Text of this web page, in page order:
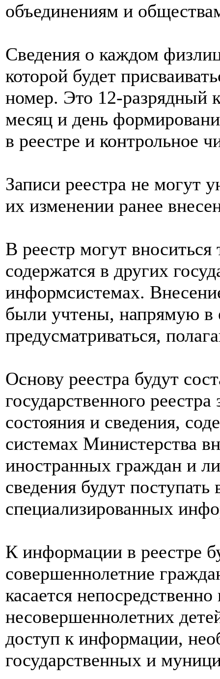
объединениям и
Сведения о каждом
которой будет
номер. Это 12-разрядный
месяц и день
в реестре и контрольное
Записи реестра не могут
их изменении ранее
В реестр могут вноситься
содержатся в других
информсистемах.
были учтены, напрямую в
предусматриваться,
Основу реестра будут
государственного
состояния и сведения,
системах Министерства
иностранных граждан и
сведения будут поступать
специализированных
К информации в реестре
совершеннолетние
касается
несовершеннолетних
доступ к информации,
государственных и